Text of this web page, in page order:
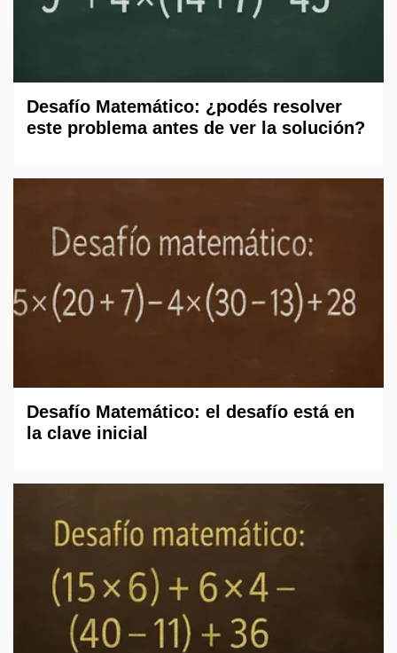
Desafío Matemático: ¿podés resolver
este problema antes de ver la solución?
Desafío Matemático: el desafío está en
la clave inicial